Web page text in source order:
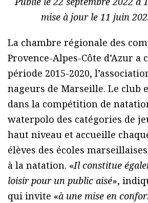
mise à jour le 11 juin
La chambre régionale des
Provence-Alpes-Côte d’Azur
période 2015-2020,
nageurs de Marseille. Le club
dans la compétition de
waterpolo des catégories de
haut niveau et accueille
élèves des écoles
à la natation. «Il constitue
loisir pour un public aisé»,
qui invite «à une mise en